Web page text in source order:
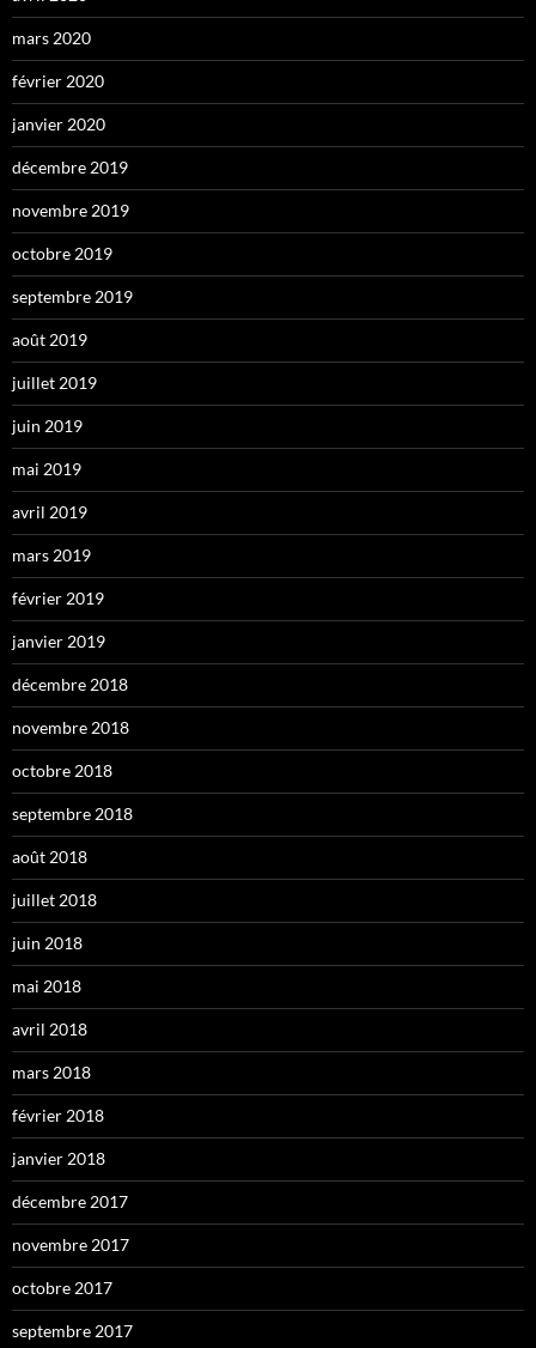
mars 2020
février 2020
janvier 2020
décembre 2019
novembre 2019
octobre 2019
septembre 2019
août 2019
juillet 2019
juin 2019
mai 2019
avril 2019
mars 2019
février 2019
janvier 2019
décembre 2018
novembre 2018
octobre 2018
septembre 2018
août 2018
juillet 2018
juin 2018
mai 2018
avril 2018
mars 2018
février 2018
janvier 2018
décembre 2017
novembre 2017
octobre 2017
septembre 2017